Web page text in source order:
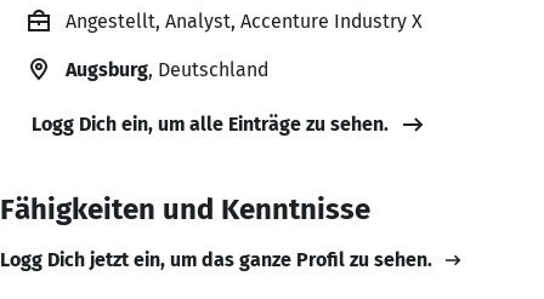
Angestellt, Analyst, Accenture Industry X
Augsburg, Deutschland
Logg Dich ein, um alle Einträge zu sehen.
Fähigkeiten und Kenntnisse
Logg Dich jetzt ein, um das ganze Profil zu sehen.